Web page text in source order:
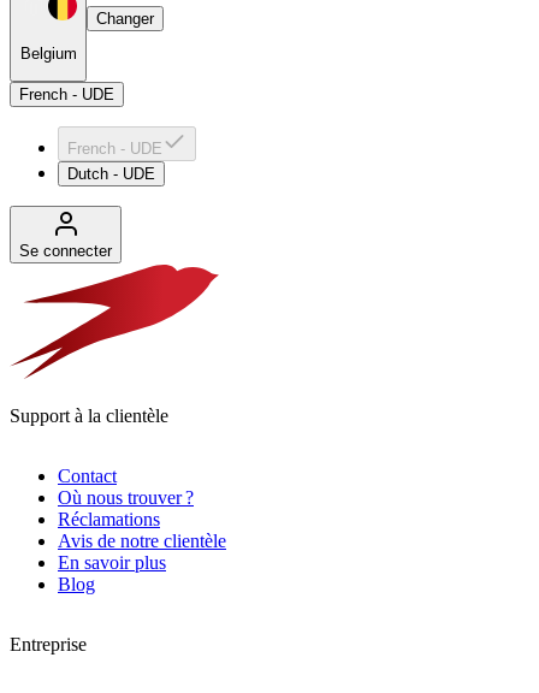
Belgium
Changer
French - UDE
French - UDE
Dutch - UDE
Se connecter
Support à la clientèle
Contact
Où nous trouver ?
Réclamations
Avis de notre clientèle
En savoir plus
Blog
Entreprise